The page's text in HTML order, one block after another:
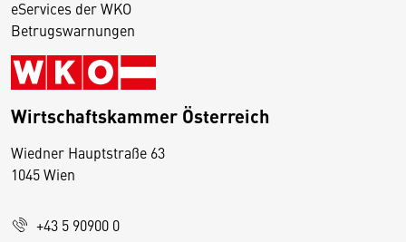
eServices der WKO
Betrugswarnungen
Wirtschaftskammer Österreich
Wiedner Hauptstraße 63
1045 Wien
+43 5 90900 0
D
s